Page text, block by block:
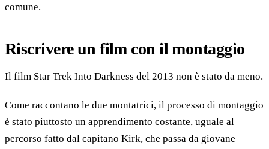
comune.
Riscrivere un film con il montaggio
Il film Star Trek Into Darkness del 2013 non è stato da meno.
Come raccontano le due montatrici, il processo di montaggio
è stato piuttosto un apprendimento costante, uguale al
percorso fatto dal capitano Kirk, che passa da giovane